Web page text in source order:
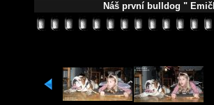
Náš první bulldog "